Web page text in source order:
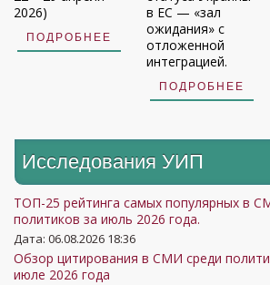
2026)
ПОДРОБНЕЕ
в ЕС — «зал
ожидания» с
отложенной
интеграцией.
ПОДРОБНЕЕ
Исследования УИП
ТОП-25 рейтинга самых популярных в
политиков за июль 2026 года.
Дата: 06.08.2026 18:36
Обзор цитирования в СМИ среди
июле 2026 года